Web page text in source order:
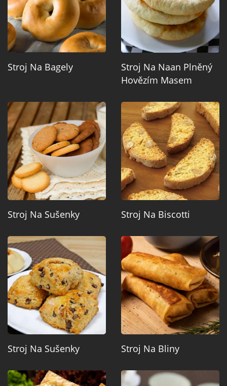
Stroj Na Bagely
Stroj Na Naan Plněný
Hovězím Masem
Stroj Na Sušenky Stroj Na Biscotti
Stroj Na Sušenky Stroj Na Bliny